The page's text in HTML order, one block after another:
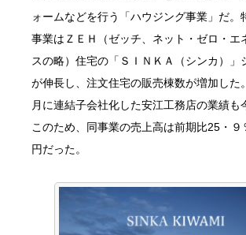
ォームなどを行う「ハウジング事業」だ。
事業はＺＥＨ（ゼッチ、ネット・ゼロ・エ
スの略）住宅の「ＳＩＮＫＡ（シンカ）」
が伸長し、注文住宅の販売棟数が増加した
月に連結子会社化した安江工務店の業績も
このため、同事業の売上高は前期比25・
円だった。